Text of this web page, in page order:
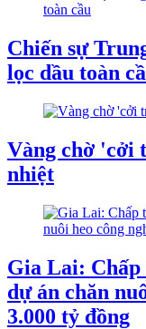
Chiến sự
lọc dầu toàn
Vàng chờ 'cởi
nhiệt
Gia Lai:
dự án chăn
3.000 tỷ đồng